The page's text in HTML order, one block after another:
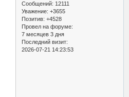
Сообщений: 12111
Уважение: +3655
Позитив: +4528
Провел на форуме:
7 месяцев 3 дня
Последний визит:
2026-07-21 14:23:53